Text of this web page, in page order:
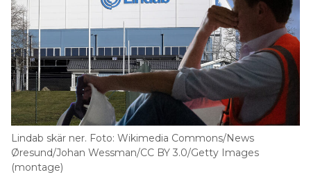
Lindab skär ner. Foto: Wikimedia Commons/News
Øresund/Johan Wessman/CC BY 3.0/Getty Images
(montage)